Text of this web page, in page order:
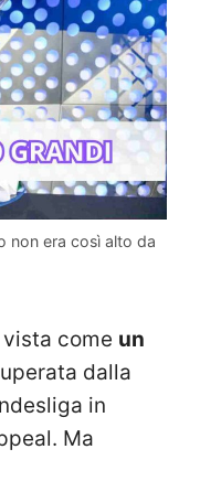
non era così alto da
vista come un
dalla
in
Ma